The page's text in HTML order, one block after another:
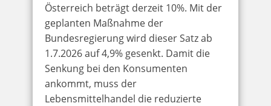
Österreich beträgt derzeit 10%. Mit der
geplanten Maßnahme der
Bundesregierung wird dieser Satz ab
1.7.2026 auf 4,9% gesenkt. Damit die
Senkung bei den Konsumenten
ankommt, muss der
Lebensmittelhandel die reduzierte